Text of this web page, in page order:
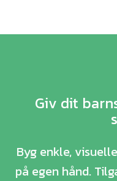
Giv dit
Byg enkle,
på egen hånd.